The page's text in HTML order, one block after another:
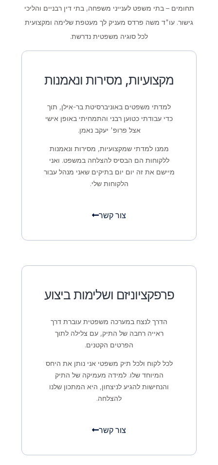
תחומים – בתי משפט לענייני משפחה, בתי דין רבניים והליכי
גישור. עו"ד משה פרדס מעניק לך מעטפת שלימה ומקצועית
לכל סוגיה משפטית נדרשת.
מקצועיות, מסירות ונאמנות
למדתי משפטים באוניברסיטת בר-אילן, תוך
כדי עבודתי כטוען רבני והתמחיתי באופן אישי
אצל פרופ' יעקב נאמן.
ממנו למדתי שמקצועיות, מסירות ונאמנות
ללקוחות הם הבסיס להצלחה במשפט. ואני
מיישם את זה יום יום בתיקים שאני מנהל עבור
הלקוחות שלי.
צור קשר
פרפקציוניזם ושלימות ביצוע
הדרך לנצח במערכה משפטית עוברת דרך
ראייה רחבה של התיק, עם צלילה לתוך
הפרטים הקטנים.
לכל לקוח ולכל תיק משפטי אני נותן את היחס
המיוחד שלו. למידה מעמיקה של התיק
והנחישות להגיע לניצחון, היא המתכון שלנו
להצלחה.
צור קשר